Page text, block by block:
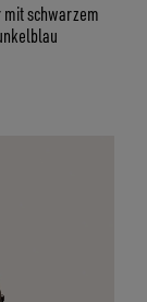
mit schwarzem